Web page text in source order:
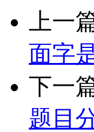
上一
面字
下一
题目